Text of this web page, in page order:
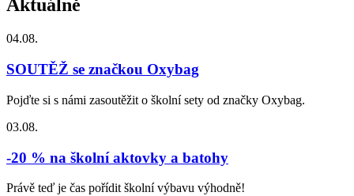
Aktuálně
04.08.
SOUTĚŽ se značkou Oxybag
Pojďte si s námi zasoutěžit o školní sety od značky Oxybag.
03.08.
-20 % na školní aktovky a batohy
Právě teď je čas pořídit školní výbavu výhodně!